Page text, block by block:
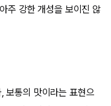
주 강한 개성을 보이진 않
보통의 맛이라는 표현으